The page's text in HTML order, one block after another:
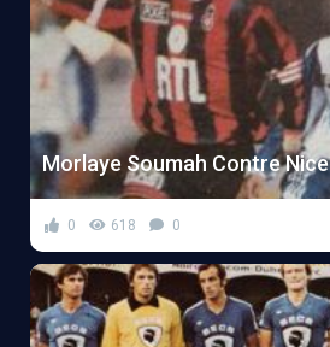
Morlaye Soumah Contre Nice
0 618 0